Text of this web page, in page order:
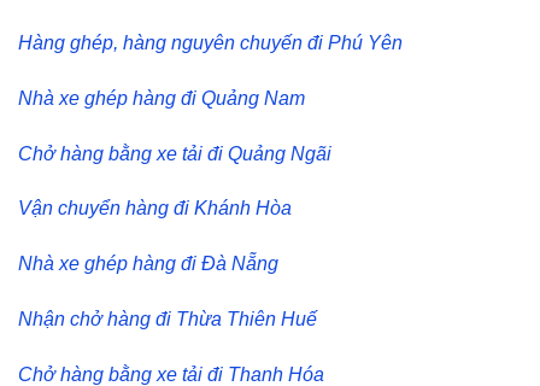
Hàng ghép, hàng nguyên chuyến đi Phú Yên
Nhà xe ghép hàng đi Quảng Nam
Chở hàng bằng xe tải đi Quảng Ngãi
Vận chuyển hàng đi Khánh Hòa
Nhà xe ghép hàng đi Đà Nẵng
Nhận chở hàng đi Thừa Thiên Huế
Chở hàng bằng xe tải đi Thanh Hóa